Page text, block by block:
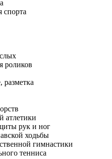
спорта
роликов
атлетики
рук и ног
ходьбы
гимнастики
тенниса